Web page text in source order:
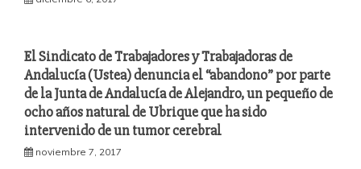
El Sindicato de Trabajadores y Trabajadoras de
Andalucía (Ustea) denuncia el “abandono” por parte
de la Junta de Andalucía de Alejandro, un pequeño de
ocho años natural de Ubrique que ha sido
intervenido de un tumor cerebral
noviembre 7, 2017